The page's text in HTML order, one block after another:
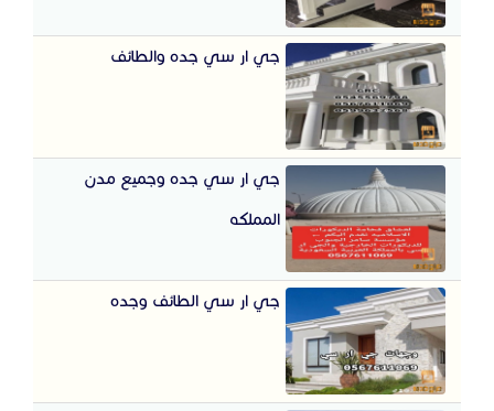
جي ار سي جده والطائف
جي ار سي جده وجميع مدن
المملكه
جي ار سي الطائف وجده